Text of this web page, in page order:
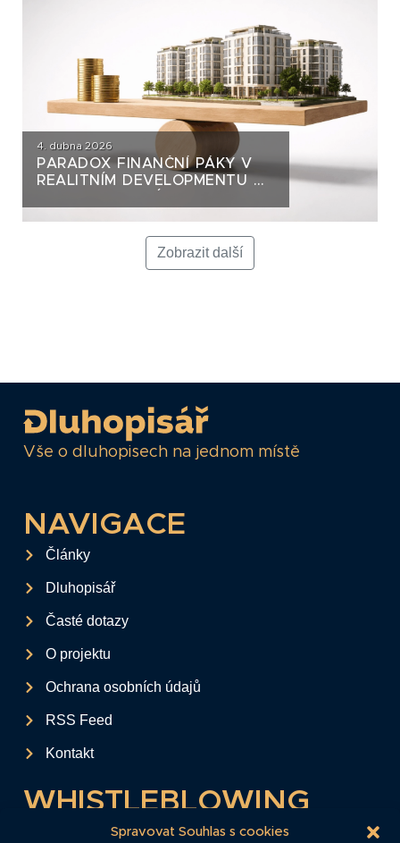
Spravovat Souhlas s cookies
4. dubna 2026
PARADOX FINANČNÍ PÁKY V
REALITNÍM DEVELOPMENTU A
Zobrazit další
Vše o dluhopisech na jednom místě
NAVIGACE
Články
Dluhopisář
Časté dotazy
O projektu
Ochrana osobních údajů
RSS Feed
Kontakt
WHISTLEBLOWING
Tento formulář slouží k anonymnímu zaslání